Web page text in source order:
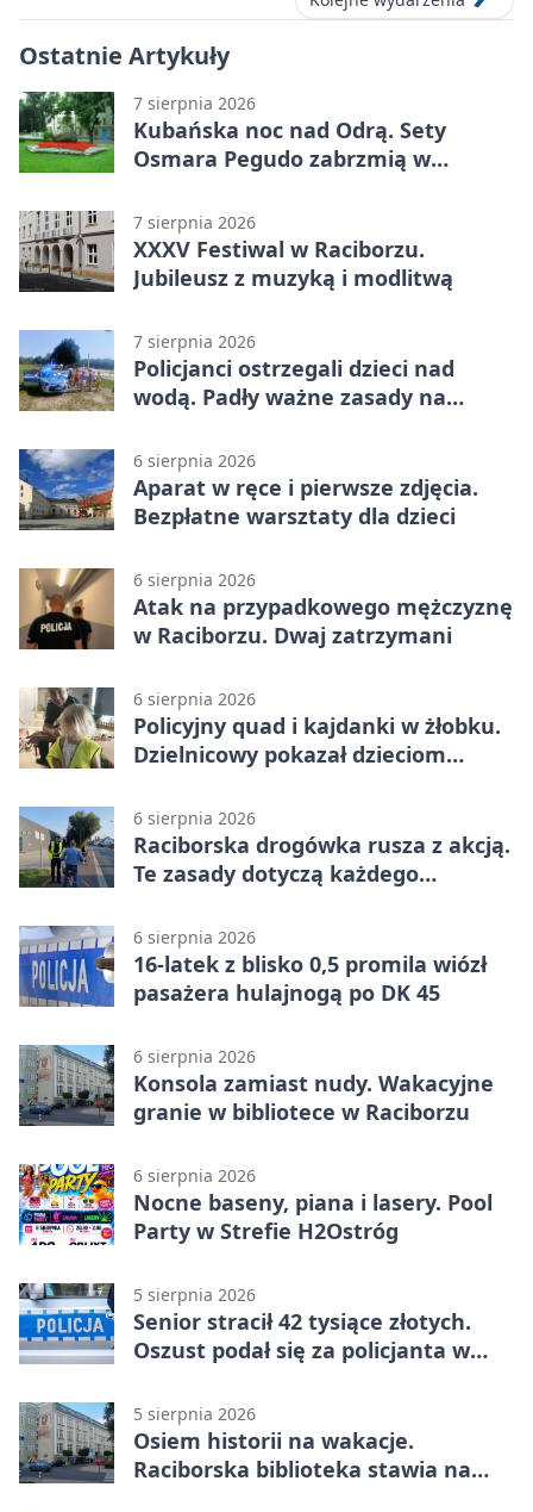
Ostatnie Artykuły
7 sierpnia 2026
Kubańska noc nad Odrą. Sety
Osmara Pegudo zabrzmią w
7 sierpnia 2026
XXXV Festiwal w Raciborzu.
Jubileusz z muzyką i modlitwą
7 sierpnia 2026
Policjanci ostrzegali dzieci nad
wodą. Padły ważne zasady na
6 sierpnia 2026
Aparat w ręce i pierwsze zdjęcia.
Bezpłatne warsztaty dla dzieci
6 sierpnia 2026
Atak na przypadkowego mężczyznę
w Raciborzu. Dwaj zatrzymani
6 sierpnia 2026
Policyjny quad i kajdanki w żłobku.
Dzielnicowy pokazał dzieciom
6 sierpnia 2026
Raciborska drogówka rusza z akcją.
Te zasady dotyczą każdego
6 sierpnia 2026
16-latek z blisko 0,5 promila wiózł
pasażera hulajnogą po DK 45
6 sierpnia 2026
Konsola zamiast nudy. Wakacyjne
granie w bibliotece w Raciborzu
6 sierpnia 2026
Nocne baseny, piana i lasery. Pool
Party w Strefie H2Ostróg
5 sierpnia 2026
Senior stracił 42 tysiące złotych.
Oszust podał się za policjanta w
5 sierpnia 2026
Osiem historii na wakacje.
Raciborska biblioteka stawia na